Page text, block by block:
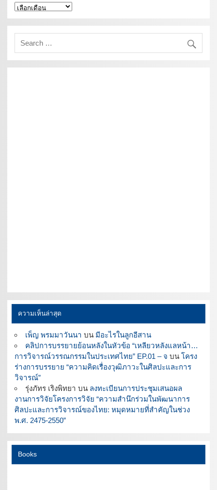
คลัง
เก็บ
ความเห็นล่าสุด
เพ็ญ พรมมาวันนา บน มีอะไรในลูกอีสาน
คลิปการบรรยายย้อนหลังในหัวข้อ “เหลียวหลังแลหน้า…
การวิจารณ์วรรณกรรมในประเทศไทย” EP.01 – จ บนโครง
ร่างการบรรยาย “ความคิดเรื่องวุฒิภาวะในศิลปะและการ
วิจารณ์”
รุ่งภัทร เริงพิทยา บน ลงทะเบียนการประชุมเสนอผล
งานการวิจัยโครงการวิจัย “ความสำนึกร่วมในพัฒนาการ
ศิลปะและการวิจารณ์ของไทย: หมุดหมายที่สำคัญในช่วง
พ.ศ. 2475-2550”
Books